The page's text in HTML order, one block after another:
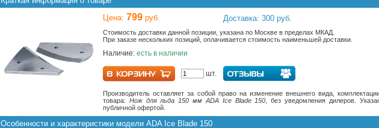
Цена: 799 руб. Доставка: 300 руб.
Стоимость доставки данной позиции, указана по Москве в пределах МКАД.
При заказе нескольких позиций, оплачивается стоимость наименьшей доставки.
Наличие: есть в наличии
шт.
Производитель оставляет за собой право на изменение внешнего вида,
товара: Нож для льда 150 мм ADA Ice Blade 150 , без уведомления дилеров.
публичной офертой.
Особенности и характеристики модели ADA Ice Blade 150